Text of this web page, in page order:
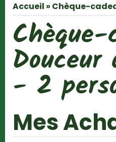
Vous êtes ici
Accueil » Chèque-
- 2
Mes